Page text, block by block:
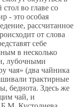
во главе со
- это особая
рассчитанное
от слова
себе
в несколько
лубочными
чая» (два чайника
трактирные
беднота. Здесь же
чай, и